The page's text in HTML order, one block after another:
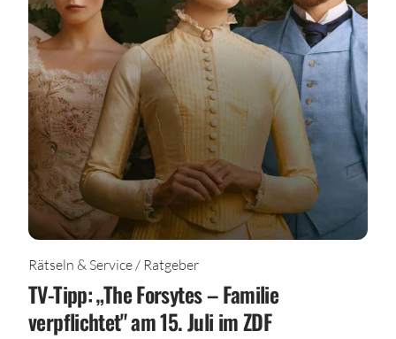
Rätseln & Service / Ratgeber
TV-Tipp: „The Forsytes – Familie
verpflichtet" am 15. Juli im ZDF